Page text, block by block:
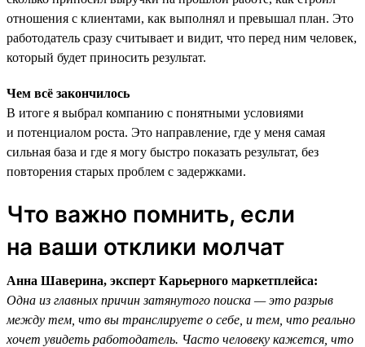
отношения с клиентами, как выполнял и превышал план. Это
работодатель сразу считывает и видит, что перед ним человек,
который будет приносить результат.
Чем всё закончилось
В итоге я выбрал компанию с понятными условиями
и потенциалом роста. Это направление, где у меня самая
сильная база и где я могу быстро показать результат, без
повторения старых проблем с задержками.
Что важно помнить, если
на ваши отклики молчат
Анна Шаверина, эксперт Карьерного маркетплейса:
Одна из главных причин затянутого поиска — это разрыв
между тем, что вы транслируете о себе, и тем, что реально
хочет увидеть работодатель. Часто человеку кажется, что